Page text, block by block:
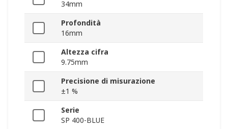
34mm
Profondità
16mm
Altezza cifra
9.75mm
Precisione di misurazione
±1 %
Serie
SP 400-BLUE